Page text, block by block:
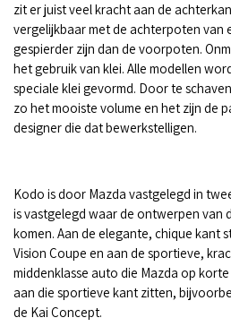
zit er juist veel kracht aan de
vergelijkbaar met de achterpoten van
gespierder zijn dan de voorpoten.
het gebruik van klei. Alle modellen
speciale klei gevormd. Door te
zo het mooiste volume en het zijn de
designer die dat bewerkstelligen.
Kodo is door Mazda vastgelegd in
is vastgelegd waar de ontwerpen van
komen. Aan de elegante, chique kant
Vision Coupe en aan de sportieve,
middenklasse auto die Mazda op
aan die sportieve kant zitten,
de Kai Concept.